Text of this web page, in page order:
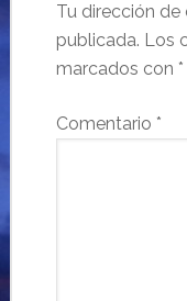
Tu dirección
publicada. Los
marcados con *
Comentario *